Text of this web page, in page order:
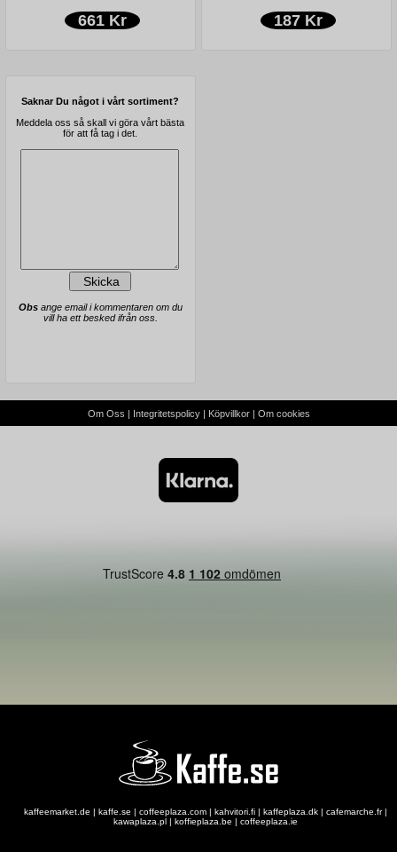
661 Kr 187 Kr
Saknar Du något i vårt sortiment?
Meddela oss så skall vi göra vårt bästa
för att få tag i det.
Obsange email i kommentaren om du
vill ha ett besked ifrån oss.
Om Oss | Integritetspolicy| Köpvillkor| Om cookies
kaffeemarket.de | kaffe.se | coffeeplaza.com| kahvitori.fi| kaffeplaza.dk| cafemarche.fr|
kawaplaza.pl| koffieplaza.be | coffeeplaza.ie